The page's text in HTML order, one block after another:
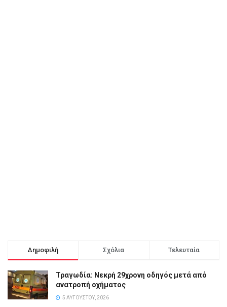
Δημοφιλή Σχόλια Τελευταία
Τραγωδία: Νεκρή 29χρονη οδηγός μετά από
ανατροπή οχήματος
5 ΑΥΓΟΎΣΤΟΥ, 2026